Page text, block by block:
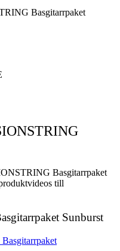
Basgitarrpaket
Basgitarrpaket
till
Sunburst